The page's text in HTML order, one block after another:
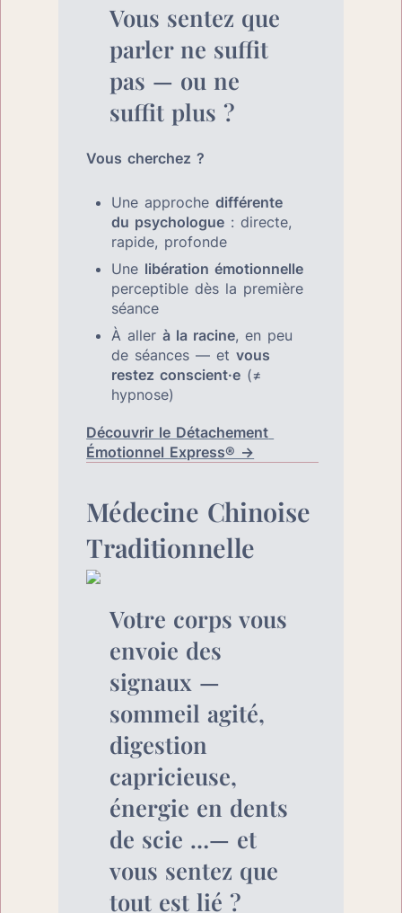
Vous sentez que
parler ne suffit
pas — ou ne
suffit plus ?
Vous cherchez ?
Une approche différente
du psychologue : directe,
rapide, profonde
Une libération émotionnelle
perceptible dès la première
séance
À aller à la racine, en peu
de séances — et vous
restez conscient·e (≠
hypnose)
Découvrir le Détachement
Émotionnel Express® →
Médecine Chinoise
Traditionnelle
Votre corps vous
envoie des
signaux —
sommeil agité,
digestion
capricieuse,
énergie en dents
de scie …— et
vous sentez que
tout est lié ?